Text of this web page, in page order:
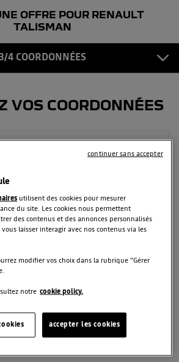
OFFRE POUR RENAULT
TALISMAN
3/4 COORDONNÉES
VOS COORDONNÉES
utilisent des cookies pour mesurer
du site. Les cookies nous permettent
des contenus et des annonces personnalisés
laisser interagir avec nos contenus via les
modifier vos choix dans la rubrique "Gérer
notre cookie policy.
accepter les cookies
continuer sans accepter